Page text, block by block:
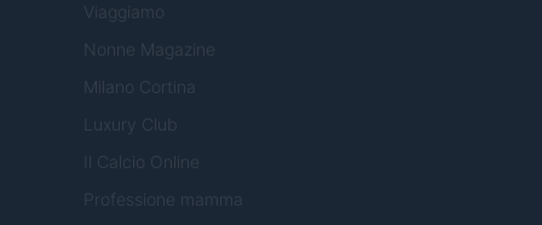
Viaggiamo
Nonne Magazine
Milano Cortina
Luxury Club
Il Calcio Online
Professione mamma